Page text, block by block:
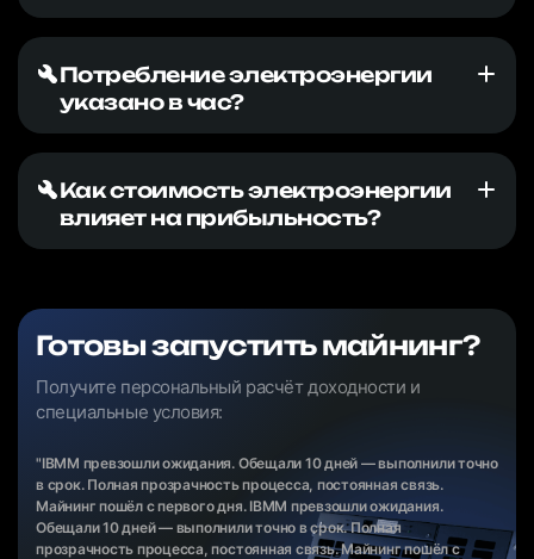
Потребление электроэнергии
указано в час?
Как стоимость электроэнергии
влияет на прибыльность?
Готовы запустить майнинг?
Получите персональный расчёт доходности и
специальные условия:
"IBMM превзошли ожидания. Обещали 10 дней — выполнили точно
в срок. Полная прозрачность процесса, постоянная связь.
Майнинг пошёл с первого дня. IBMM превзошли ожидания.
Обещали 10 дней — выполнили точно в срок. Полная
прозрачность процесса, постоянная связь. Майнинг пошёл с